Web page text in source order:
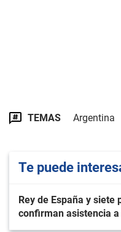
TEMAS Argentina
Te puede
Rey de España y
confirman asistencia